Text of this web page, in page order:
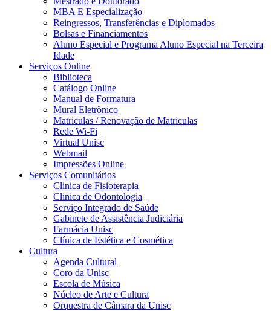
MBA E Especialização
Reingressos, Transferências e Diplomados
Bolsas e Financiamentos
Aluno Especial e Programa Aluno Especial na Terceira
Idade
Serviços Online
Biblioteca
Catálogo Online
Manual de Formatura
Mural Eletrônico
Matriculas / Renovação de Matriculas
Rede Wi-Fi
Virtual Unisc
Webmail
Impressões Online
Serviços Comunitários
Clinica de Fisioterapia
Clinica de Odontologia
Serviço Integrado de Saúde
Gabinete de Assistência Judiciária
Farmácia Unisc
Clínica de Estética e Cosmética
Cultura
Agenda Cultural
Coro da Unisc
Escola de Música
Núcleo de Arte e Cultura
Orquestra de Câmara da Unisc